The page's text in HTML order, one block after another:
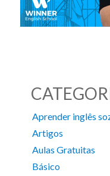
Aprender inglês
Artigos
Aulas Gratuitas
Básico